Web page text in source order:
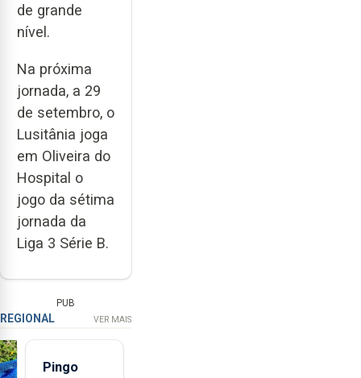
de grande
nível.
Na próxima
jornada, a 29
de setembro, o
Lusitânia joga
em Oliveira do
Hospital o
jogo da sétima
jornada da
Liga 3 Série B.
PUB
REGIONAL VER MAIS
Pingo